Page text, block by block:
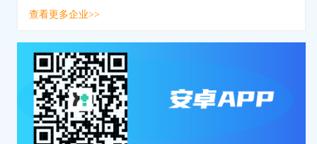
查看更多企业>>